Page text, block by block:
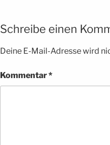
Schreibe einen
Deine E-Mail-Adresse wird
Kommentar*